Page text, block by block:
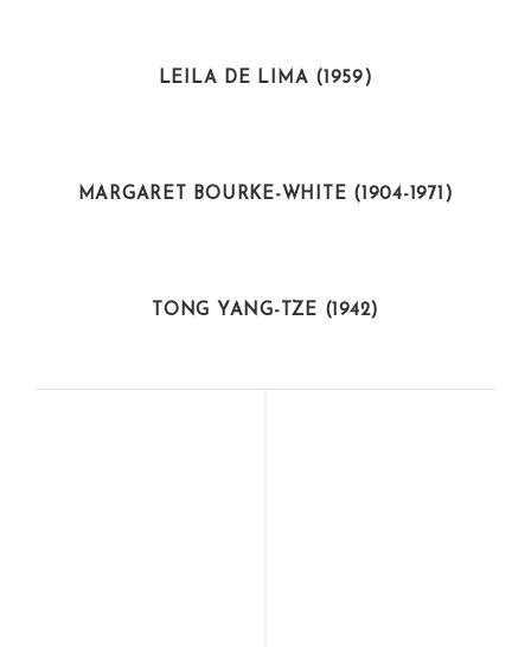
LEILA DE LIMA (1959)
MARGARET BOURKE-WHITE (1904-1971)
TONG YANG-TZE (1942)